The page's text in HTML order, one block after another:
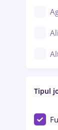
Tipul